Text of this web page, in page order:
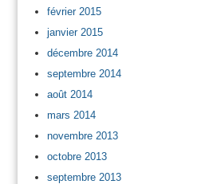
février 2015
janvier 2015
décembre 2014
septembre 2014
août 2014
mars 2014
novembre 2013
octobre 2013
septembre 2013